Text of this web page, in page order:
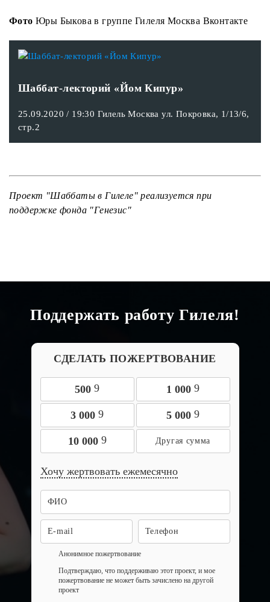
Фото Юры Быкова в группе Гилеля Москва Вконтакте
Шаббат-лекторий «Йом Кипур»
25.09.2020 / 19:30 Гилель Москва ул. Покровка, 1/13/6,
стр.2
Проект "Шаббаты в Гилеле" реализуется при
поддержке фонда "Генезис"
Поддержать работу Гилеля!
СДЕЛАТЬ ПОЖЕРТВОВАНИЕ
500 9 1 000 9
3 000 9 5 000 9
10 000 9
Хочу жертвовать ежемесячно
Анонимное пожертвование
Подтверждаю, что поддерживаю этот проект, и мое
пожертвование не может быть зачислено на другой
проект